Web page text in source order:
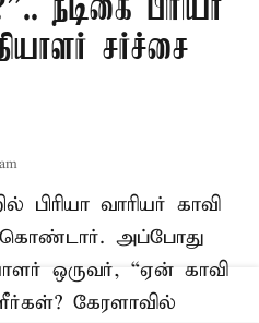
நடிகை பிரியா
சர்ச்சை
பிரியா வாரியர் காவி
கொண்டார். அப்போது
ஒருவர், “ஏன் காவி
கேரளாவில்